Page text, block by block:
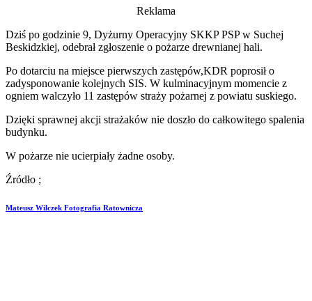
Reklama
Dziś po godzinie 9, Dyżurny Operacyjny SKKP PSP w Suchej
Beskidzkiej, odebrał zgłoszenie o pożarze drewnianej hali.
Po dotarciu na miejsce pierwszych zastępów,KDR poprosił o
zadysponowanie kolejnych SIS. W kulminacyjnym momencie z
ogniem walczyło 11 zastępów straży pożarnej z powiatu suskiego.
Dzięki sprawnej akcji strażaków nie doszło do całkowitego spalenia
budynku.
W pożarze nie ucierpiały żadne osoby.
Źródło ;
Mateusz Wilczek Fotografia Ratownicza